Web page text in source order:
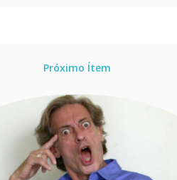
Próximo Ítem